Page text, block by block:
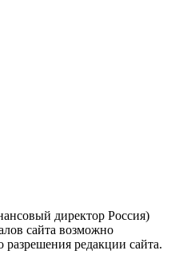
директор Россия)
сайта возможно
редакции сайта.